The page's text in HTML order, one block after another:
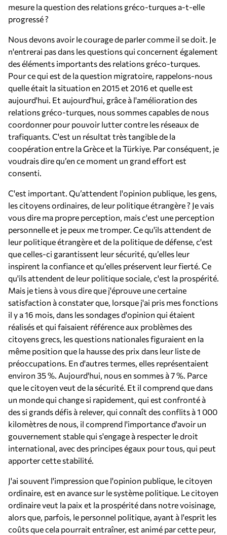
mesure la question des relations gréco-turques a-t-elle
progressé ?
Nous devons avoir le courage de parler comme il se doit. Je
n'entrerai pas dans les questions qui concernent également
des éléments importants des relations gréco-turques.
Pour ce qui est de la question migratoire, rappelons-nous
quelle était la situation en 2015 et 2016 et quelle est
aujourd'hui. Et aujourd'hui, grâce à l'amélioration des
relations gréco-turques, nous sommes capables de nous
coordonner pour pouvoir lutter contre les réseaux de
trafiquants. C'est un résultat très tangible de la
coopération entre la Grèce et la Türkiye. Par conséquent, je
voudrais dire qu’en ce moment un grand effort est
consenti.
C'est important. Qu’attendent l'opinion publique, les gens,
les citoyens ordinaires, de leur politique étrangère ? Je vais
vous dire ma propre perception, mais c'est une perception
personnelle et je peux me tromper. Ce qu'ils attendent de
leur politique étrangère et de la politique de défense, c'est
que celles-ci garantissent leur sécurité, qu’elles leur
inspirent la confiance et qu’elles préservent leur fierté. Ce
qu'ils attendent de leur politique sociale, c'est la prospérité.
Mais je tiens à vous dire que j'éprouve une certaine
satisfaction à constater que, lorsque j'ai pris mes fonctions
il y a 16 mois, dans les sondages d'opinion qui étaient
réalisés et qui faisaient référence aux problèmes des
citoyens grecs, les questions nationales figuraient en la
même position que la hausse des prix dans leur liste de
préoccupations. En d'autres termes, elles représentaient
environ 35 %. Aujourd'hui, nous en sommes à 7 %. Parce
que le citoyen veut de la sécurité. Et il comprend que dans
un monde qui change si rapidement, qui est confronté à
des si grands défis à relever, qui connaît des conflits à 1 000
kilomètres de nous, il comprend l'importance d'avoir un
gouvernement stable qui s'engage à respecter le droit
international, avec des principes égaux pour tous, qui peut
apporter cette stabilité.
J'ai souvent l'impression que l'opinion publique, le citoyen
ordinaire, est en avance sur le système politique. Le citoyen
ordinaire veut la paix et la prospérité dans notre voisinage,
alors que, parfois, le personnel politique, ayant à l'esprit les
coûts que cela pourrait entraîner, est animé par cette peur,